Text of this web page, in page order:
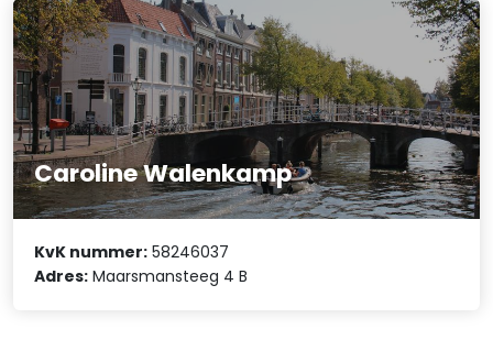
Caroline Walenkamp
KvK nummer: 58246037
Adres: Maarsmansteeg 4 B